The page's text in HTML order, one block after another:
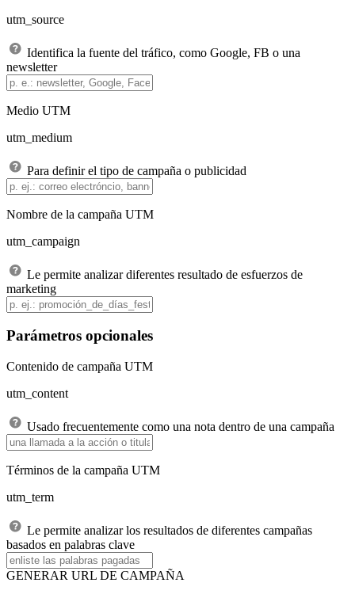
utm_source
Identifica la fuente del tráfico, como Google, FB o una
newsletter
Medio UTM
utm_medium
Para definir el tipo de campaña o publicidad
Nombre de la campaña UTM
utm_campaign
Le permite analizar diferentes resultado de esfuerzos de
marketing
Parámetros opcionales
Contenido de campaña UTM
utm_content
Usado frecuentemente como una nota dentro de una campaña
Términos de la campaña UTM
utm_term
Le permite analizar los resultados de diferentes campañas
basados en palabras clave
GENERAR URL DE CAMPAÑA